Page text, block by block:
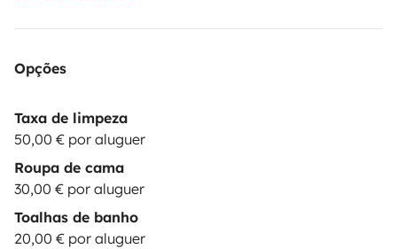
Opções
Taxa de limpeza
50,00 € por aluguer
Roupa de cama
30,00 € por aluguer
Toalhas de banho
20,00 € por aluguer